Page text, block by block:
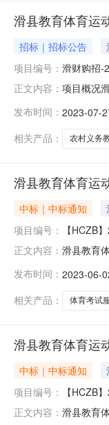
滑县教育体育运
招标｜招标公告
项目编号： 滑财购招-
正文内容： 项目概况
营养改善
发布时间： 2023-07-
相关产品：
农村义务
滑县教育体育运
中标｜中标通知
项目编号：
【HCZB
正文内容： 滑县教育
2023年6
迎春东街
发布时间： 2023-06-
相关产品：
体育考试
滑县教育体育运
中标｜中标通知
项目编号：
【HCZB
正文内容： 滑县教育